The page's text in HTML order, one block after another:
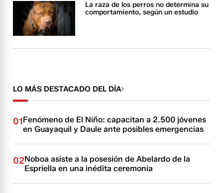
La raza de los perros no determina su
comportamiento, según un estudio
LO MÁS DESTACADO DEL DÍA
01Fenómeno de El Niño: capacitan a 2.500 jóvenes
en Guayaquil y Daule ante posibles emergencias
02Noboa asiste a la posesión de Abelardo de la
Espriella en una inédita ceremonia